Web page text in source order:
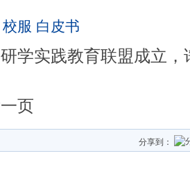
校服 白皮书
研学实践教育联盟成立
页
分享到：